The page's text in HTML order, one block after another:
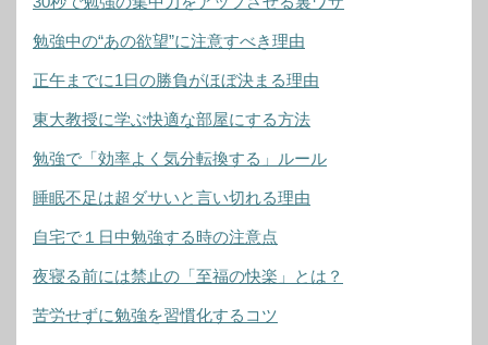
勉強中の“あの欲望”に注意すべき理由
正午までに1日の勝負がほぼ決まる理由
東大教授に学ぶ快適な部屋にする方法
勉強で「効率よく気分転換する」ルール
睡眠不足は超ダサいと言い切れる理由
自宅で１日中勉強する時の注意点
夜寝る前には禁止の「至福の快楽」とは？
苦労せずに勉強を習慣化するコツ